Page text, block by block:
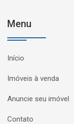
Menu
Início
Imóveis à venda
Anuncie seu imóvel
Contato